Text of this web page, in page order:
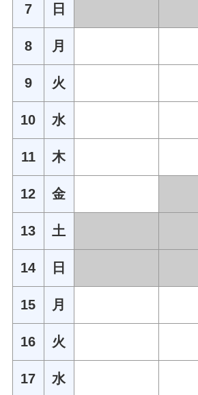
7 日
8 月
9 火
10 水
11 木
12 金
13 土
14 日
15 月
16 火
17 水